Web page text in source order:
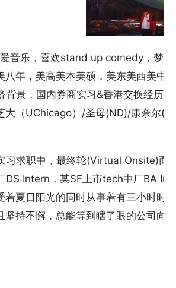
音乐，喜欢stand up comedy，梦
八年，美高美本美硕，美东美西美中
背景，国内券商实习&香港交换经历
大（UChicago）/圣母(ND)/康奈尔
习求职中，最终轮(Virtual Onsite)面
DS Intern，某SF上市tech中厂BA
着夏日阳光的同时从事着有三小时时
坚持不懈，总能等到瞎了眼的公司向